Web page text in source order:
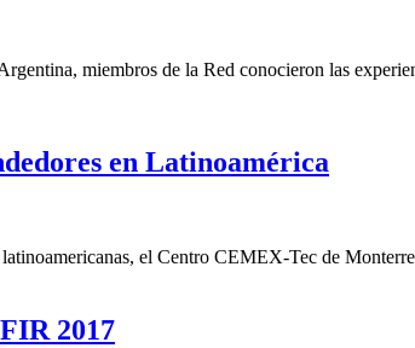
miembros de la Red conocieron las
en Latinoamérica
el Centro CEMEX-Tec de
2017